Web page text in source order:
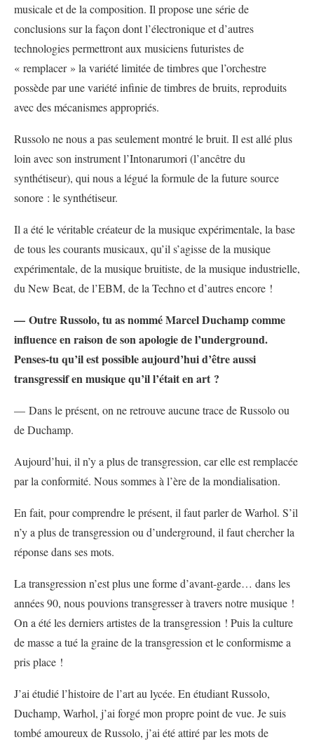
musicale et de la composition. Il propose une série de
conclusions sur la façon dont l’électronique et d’autres
technologies permettront aux musiciens futuristes de
« remplacer » la variété limitée de timbres que l’orchestre
possède par une variété infinie de timbres de bruits, reproduits
avec des mécanismes appropriés.
Russolo ne nous a pas seulement montré le bruit. Il est allé plus
loin avec son instrument l’Intonarumori (l’ancêtre du
synthétiseur), qui nous a légué la formule de la future source
sonore : le synthétiseur.
Il a été le véritable créateur de la musique expérimentale, la base
de tous les courants musicaux, qu’il s’agisse de la musique
expérimentale, de la musique bruitiste, de la musique industrielle,
du New Beat, de l’EBM, de la Techno et d’autres encore !
— Outre Russolo, tu as nommé Marcel Duchamp comme
influence en raison de son apologie de l’underground.
Penses-tu qu’il est possible aujourd’hui d’être aussi
transgressif en musique qu’il l’était en art ?
— Dans le présent, on ne retrouve aucune trace de Russolo ou
de Duchamp.
Aujourd’hui, il n’y a plus de transgression, car elle est remplacée
par la conformité. Nous sommes à l’ère de la mondialisation.
En fait, pour comprendre le présent, il faut parler de Warhol. S’il
n’y a plus de transgression ou d’underground, il faut chercher la
réponse dans ses mots.
La transgression n’est plus une forme d’avant-garde… dans les
années 90, nous pouvions transgresser à travers notre musique !
On a été les derniers artistes de la transgression ! Puis la culture
de masse a tué la graine de la transgression et le conformisme a
pris place !
J’ai étudié l’histoire de l’art au lycée. En étudiant Russolo,
Duchamp, Warhol, j’ai forgé mon propre point de vue. Je suis
tombé amoureux de Russolo, j’ai été attiré par les mots de